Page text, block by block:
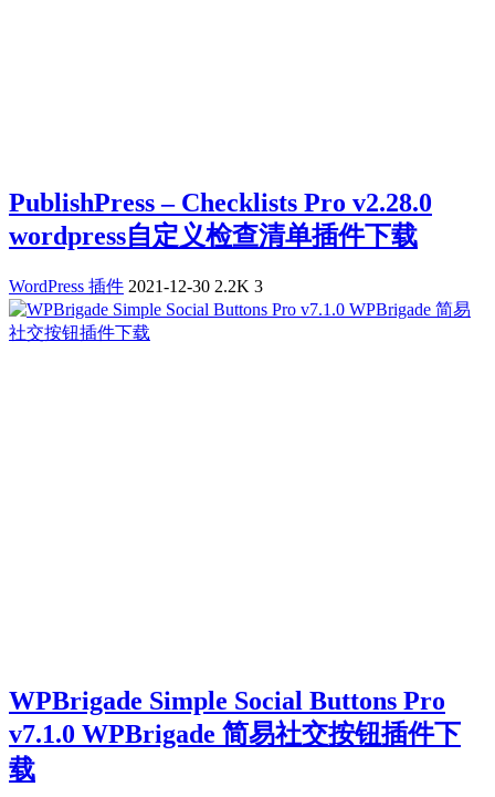
PublishPress – Checklists Pro v2.28.0
wordpress自定义检查清单插件下载
WordPress 插件 2021-12-30 2.2K 3
WPBrigade Simple Social Buttons Pro
v7.1.0 WPBrigade 简易社交按钮插件下
载